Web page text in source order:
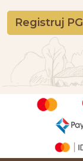
Registruj PG